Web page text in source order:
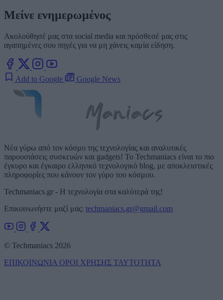
Μείνε ενημερωμένος
Ακολούθησέ μας στα social media και πρόσθεσέ μας στις
αγαπημένες σου πηγές για να μη χάνεις καμία είδηση.
Add to Google Google News
Νέα γύρω από τον κόσμο της τεχνολογίας και αναλυτικές
παρουσιάσεις συσκευών και gadgets! Το Techmaniacs είναι το πιο
έγκυρο και έγκαιρο ελληνικό τεχνολογικό blog, με αποκλειστικές
πληροφορίες που κάνουν τον γύρο του κόσμου.
Techmaniacs.gr - Η τεχνολογία στα καλύτερά της!
Επικοινωνήστε μαζί μας: techmaniacs.gr@gmail.com
© Techmaniacs 2026
ΕΠΙΚΟΙΝΩΝΙΑ ΟΡΟΙ ΧΡΗΣΗΣ ΤΑΥΤΟΤΗΤΑ